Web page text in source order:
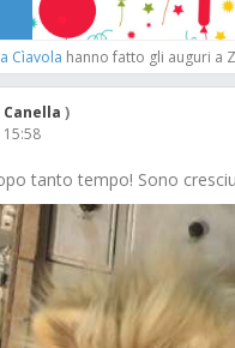
Cìavola hanno fatto gli auguri a
Canella )
tanto tempo! Sono